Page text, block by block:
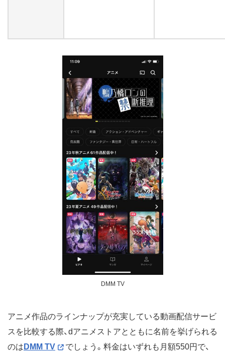
DMM TV
アニメ作品のラインナップが充実している動画配信サービ
スを比較する際、dアニメストアとともに名前を挙げられる
のは DMM TV
でしょう。料金はいずれも月額550円で、